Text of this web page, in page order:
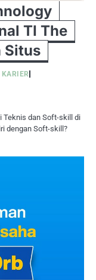
TI The
Situs
Teknis dan Soft-skill di
dengan Soft-skill?